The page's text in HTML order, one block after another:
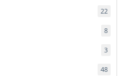
2222
88
33
4848